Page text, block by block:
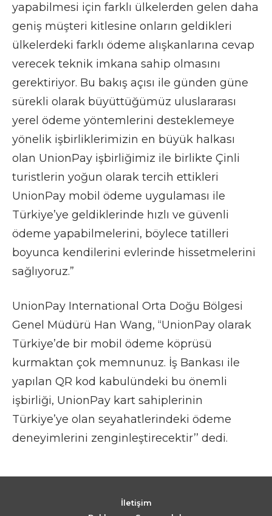
yapabilmesi için farklı ülkelerden gelen daha
geniş müşteri kitlesine onların geldikleri
ülkelerdeki farklı ödeme alışkanlarına cevap
verecek teknik imkana sahip olmasını
gerektiriyor. Bu bakış açısı ile günden güne
sürekli olarak büyüttüğümüz uluslararası
yerel ödeme yöntemlerini desteklemeye
yönelik işbirliklerimizin en büyük halkası
olan UnionPay işbirliğimiz ile birlikte Çinli
turistlerin yoğun olarak tercih ettikleri
UnionPay mobil ödeme uygulaması ile
Türkiye’ye geldiklerinde hızlı ve güvenli
ödeme yapabilmelerini, böylece tatilleri
boyunca kendilerini evlerinde hissetmelerini
sağlıyoruz.”
UnionPay International Orta Doğu Bölgesi
Genel Müdürü Han Wang, “UnionPay olarak
Türkiye’de bir mobil ödeme köprüsü
kurmaktan çok memnunuz. İş Bankası ile
yapılan QR kod kabulündeki bu önemli
işbirliği, UnionPay kart sahiplerinin
Türkiye’ye olan seyahatlerindeki ödeme
deneyimlerini zenginleştirecektir’’ dedi.
İletişim